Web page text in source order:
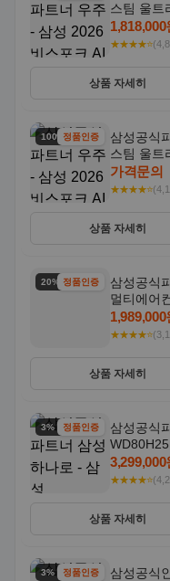
스팀 울트
레이지
1,818,000
★★★★⭐
상품 자세히
100% 할인
정품인증
삼성공식
스팀 울트
콜 AAH
가격문의
★★★★⭐
상품 자세히
20% 할인정품인증
삼성공식
멀티에어
기본설치
1,989,000
★★★★⭐
상품 자세히
3% 할인정품인증
삼성공식
18kg 26년
3,299,000
★★★★⭐
상품 자세히
3% 할인정품인증
삼성공식